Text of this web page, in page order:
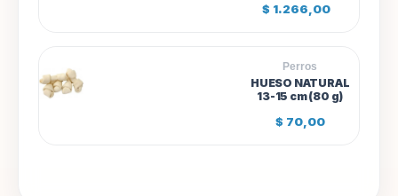
$ 1.266,00
Perros
HUESO NATURAL
13-15 cm (80 g)
$ 70,00